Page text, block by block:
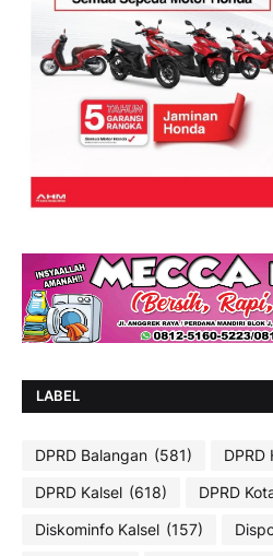
LABEL
DPRD Balangan (581) DPRD
DPRD Kalsel (618) DPRD
Diskominfo Kalsel (157)